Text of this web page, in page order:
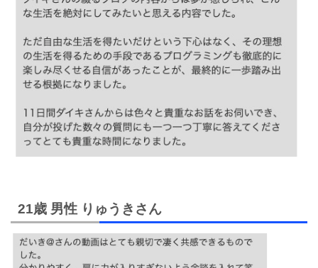
21歳 男性 りゅうきさん